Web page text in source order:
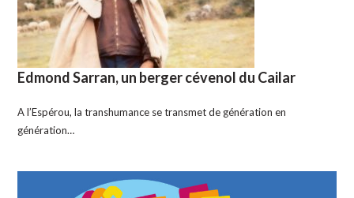
Edmond Sarran, un berger cévenol du Cailar
A l’Espérou, la transhumance se transmet de génération en
génération…